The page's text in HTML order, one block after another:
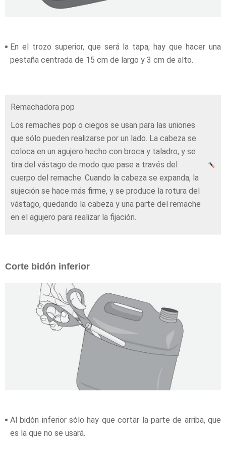
En el trozo superior, que será la tapa, hay que hacer una
pestaña centrada de 15 cm de largo y 3 cm de alto.
Remachadora pop
Los remaches pop o ciegos se usan para las uniones
que sólo pueden realizarse por un lado. La cabeza se
coloca en un agujero hecho con broca y taladro, y se
tira del vástago de modo que pase a través del
cuerpo del remache. Cuando la cabeza se expanda, la
sujeción se hace más firme, y se produce la rotura del
vástago, quedando la cabeza y una parte del remache
en el agujero para realizar la fijación.
Corte bidón inferior
Al bidón inferior sólo hay que cortar la parte de arriba, que
es la que no se usará.